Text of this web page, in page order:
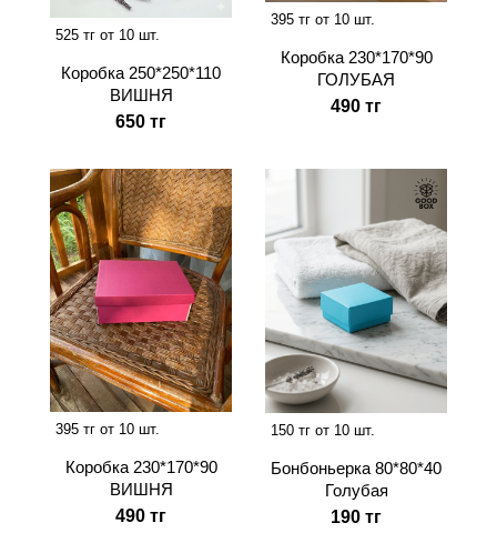
525 тг от 10 шт.
Коробка 250*250*110
ВИШНЯ
650 тг
395 тг от 10 шт.
Коробка 230*170*90
ГОЛУБАЯ
490 тг
395 тг от 10 шт.
Коробка 230*170*90
ВИШНЯ
490 тг
150 тг от 10 шт.
Бонбоньерка 80*80*40
Голубая
190 тг